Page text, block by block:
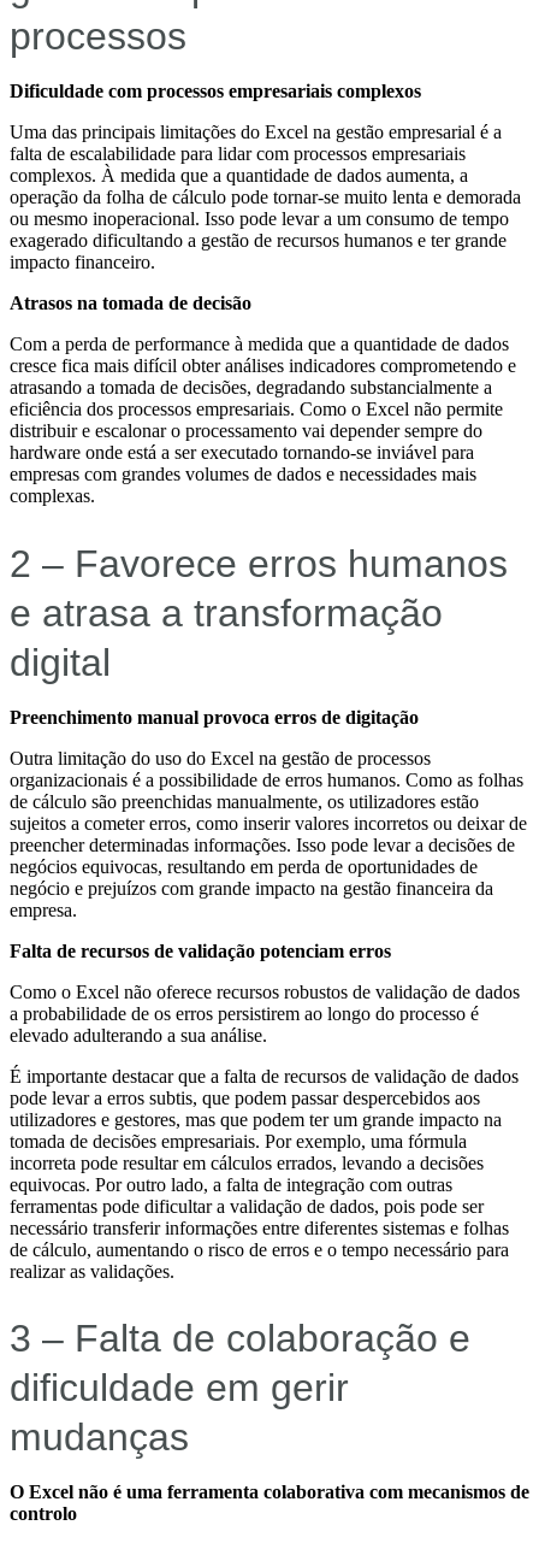
processos
Dificuldade com processos empresariais complexos
Uma das principais limitações do Excel na gestão empresarial é a
falta de escalabilidade para lidar com processos empresariais
complexos. À medida que a quantidade de dados aumenta, a
operação da folha de cálculo pode tornar-se muito lenta e demorada
ou mesmo inoperacional. Isso pode levar a um consumo de tempo
exagerado dificultando a gestão de recursos humanos e ter grande
impacto financeiro.
Atrasos na tomada de decisão
Com a perda de performance à medida que a quantidade de dados
cresce fica mais difícil obter análises indicadores comprometendo e
atrasando a tomada de decisões, degradando substancialmente a
eficiência dos processos empresariais. Como o Excel não permite
distribuir e escalonar o processamento vai depender sempre do
hardware onde está a ser executado tornando-se inviável para
empresas com grandes volumes de dados e necessidades mais
complexas.
2 – Favorece erros humanos
e atrasa a transformação
digital
Preenchimento manual provoca erros de digitação
Outra limitação do uso do Excel na gestão de processos
organizacionais é a possibilidade de erros humanos. Como as folhas
de cálculo são preenchidas manualmente, os utilizadores estão
sujeitos a cometer erros, como inserir valores incorretos ou deixar de
preencher determinadas informações. Isso pode levar a decisões de
negócios equivocas, resultando em perda de oportunidades de
negócio e prejuízos com grande impacto na gestão financeira da
empresa.
Falta de recursos de validação potenciam erros
Como o Excel não oferece recursos robustos de validação de dados
a probabilidade de os erros persistirem ao longo do processo é
elevado adulterando a sua análise.
É importante destacar que a falta de recursos de validação de dados
pode levar a erros subtis, que podem passar despercebidos aos
utilizadores e gestores, mas que podem ter um grande impacto na
tomada de decisões empresariais. Por exemplo, uma fórmula
incorreta pode resultar em cálculos errados, levando a decisões
equivocas. Por outro lado, a falta de integração com outras
ferramentas pode dificultar a validação de dados, pois pode ser
necessário transferir informações entre diferentes sistemas e folhas
de cálculo, aumentando o risco de erros e o tempo necessário para
realizar as validações.
3 – Falta de colaboração e
dificuldade em gerir
mudanças
O Excel não é uma ferramenta colaborativa com mecanismos de
controlo